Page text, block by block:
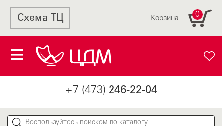
Схема ТЦ Корзина 0
+7 (473) 246-22-04